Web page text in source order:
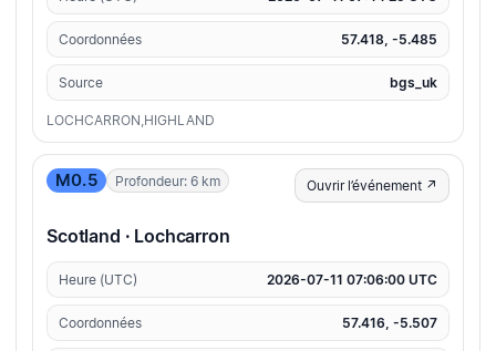
Coordonnées 57.418, -5.485
Source bgs_uk
LOCHCARRON,HIGHLAND
M0.5 Profondeur: 6 km Ouvrir l’événement ↗
Scotland · Lochcarron
Heure (UTC) 2026-07-11 07:06:00 UTC
Coordonnées 57.416, -5.507